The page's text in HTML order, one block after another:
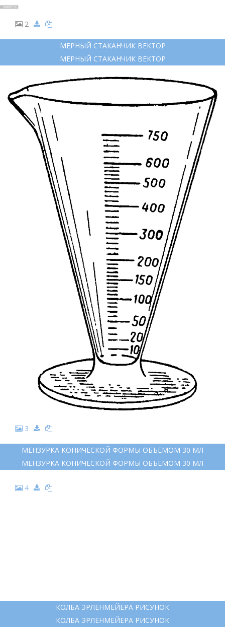
2
МЕРНЫЙ СТАКАНЧИК ВЕКТОР
МЕРНЫЙ СТАКАНЧИК ВЕКТОР
3
МЕНЗУРКА КОНИЧЕСКОЙ ФОРМЫ ОБЪЕМОМ 30 МЛ
МЕНЗУРКА КОНИЧЕСКОЙ ФОРМЫ ОБЪЕМОМ 30 МЛ
4
КОЛБА ЭРЛЕНМЕЙЕРА РИСУНОК
КОЛБА ЭРЛЕНМЕЙЕРА РИСУНОК